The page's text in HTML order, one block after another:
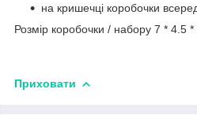
на кришечці коробочки
Розмір коробочки / набору 7 * 4.5 *
Приховати